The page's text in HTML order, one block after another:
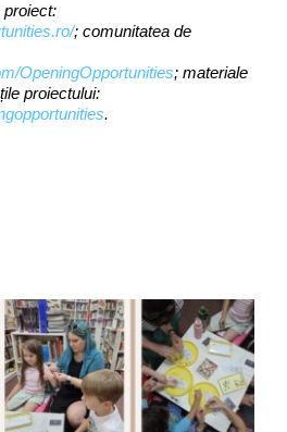
proiect:
; comunitatea de
OpeningOpportunities; materiale
proiectului:
.